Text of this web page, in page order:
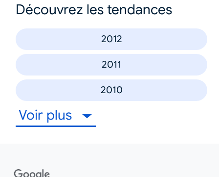
Découvrez les tendances
2012
2011
2010
Voir plus